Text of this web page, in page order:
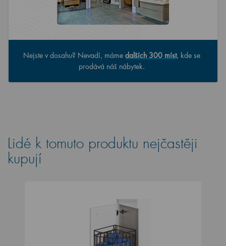
Nejste v dosahu? Nevadí, máme dalších 300 míst, kde se
prodává náš nábytek.
Lidé k tomuto produktu nejčastěji
kupují